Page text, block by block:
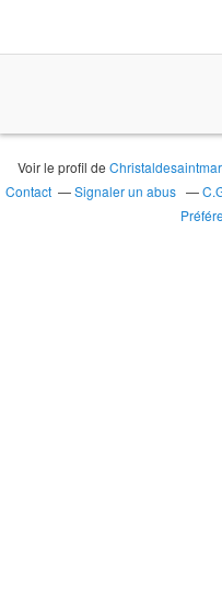
Voir le profil de
Contact
Signaler un abus